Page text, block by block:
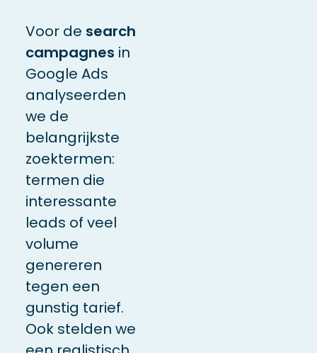
Voor de search
campagnes in
Google Ads
analyseerden
we de
belangrijkste
zoektermen:
termen die
interessante
leads of veel
volume
genereren
tegen een
gunstig tarief.
Ook stelden we